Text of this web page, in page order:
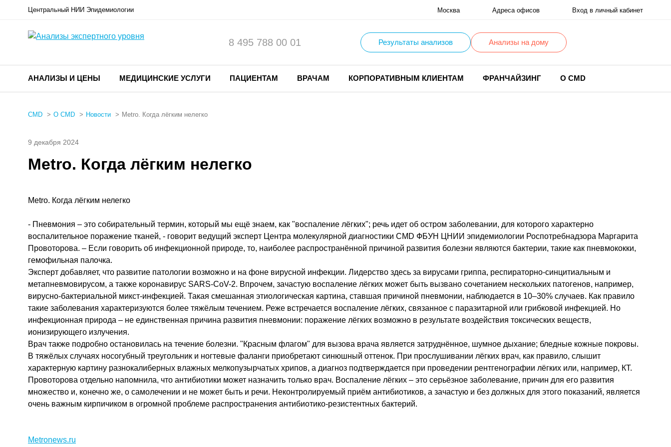
Центральный НИИ Эпидемиологии Москва Адреса офисов Вход в личный кабинет
8 495 788 00 01 Результаты анализов Анализы на дому
АНАЛИЗЫ И ЦЕНЫ МЕДИЦИНСКИЕ УСЛУГИ ПАЦИЕНТАМ ВРАЧАМ КОРПОРАТИВНЫМ КЛИЕНТАМ ФРАНЧАЙЗИНГ О CMD
CMD О CMD Новости Metro. Когда лёгким нелегко
9 декабря 2024
Metro. Когда лёгким нелегко
Metro. Когда лёгким нелегко
- Пневмония – это собирательный термин, который мы ещё знаем, как "воспаление лёгких"; речь идет об остром заболевании, для которого характерно
воспалительное поражение тканей, - говорит ведущий эксперт Центра молекулярной диагностики CMD ФБУН ЦНИИ эпидемиологии Роспотребнадзора Маргарита
Провоторова. – Если говорить об инфекционной природе, то, наиболее распространённой причиной развития болезни являются бактерии, такие как пневмококки,
гемофильная палочка.
Эксперт добавляет, что развитие патологии возможно и на фоне вирусной инфекции. Лидерство здесь за вирусами гриппа, респираторно-синцитиальным и
метапневмовирусом, а также коронавирус SARS-CoV-2. Впрочем, зачастую воспаление лёгких может быть вызвано сочетанием нескольких патогенов, например,
вирусно-бактериальной микст-инфекцией. Такая смешанная этиологическая картина, ставшая причиной пневмонии, наблюдается в 10–30% случаев. Как правило
такие заболевания характеризуются более тяжёлым течением. Реже встречается воспаление лёгких, связанное с паразитарной или грибковой инфекцией. Но
инфекционная природа – не единственная причина развития пневмонии: поражение лёгких возможно в результате воздействия токсических веществ,
ионизирующего излучения.
Врач также подробно остановилась на течение болезни. "Красным флагом" для вызова врача является затруднённое, шумное дыхание; бледные кожные покровы.
В тяжёлых случаях носогубный треугольник и ногтевые фаланги приобретают синюшный оттенок. При прослушивании лёгких врач, как правило, слышит
характерную картину разнокалиберных влажных мелкопузырчатых хрипов, а диагноз подтверждается при проведении рентгенографии лёгких или, например, КТ.
Провоторова отдельно напомнила, что антибиотики может назначить только врач. Воспаление лёгких – это серьёзное заболевание, причин для его развития
множество и, конечно же, о самолечении и не может быть и речи. Неконтролируемый приём антибиотиков, а зачастую и без должных для этого показаний, является
очень важным кирпичиком в огромной проблеме распространения антибиотико-резистентных бактерий.
Metronews.ru